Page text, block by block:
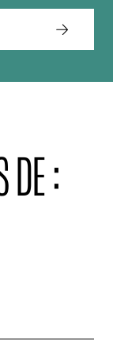
DE :